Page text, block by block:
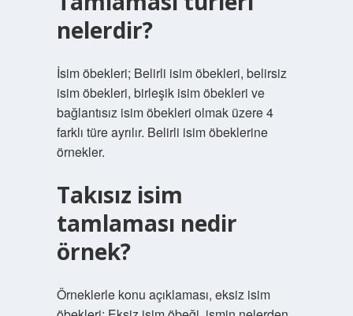
nelerdir?
İsim öbekleri; Belirli isim öbekleri, belirsiz
isim öbekleri, birleşik isim öbekleri ve
bağlantısız isim öbekleri olmak üzere 4
farklı türe ayrılır. Belirli isim öbeklerine
örnekler.
Takısız isim
tamlaması nedir
örnek?
Örneklerle konu açıklaması, eksiz isim